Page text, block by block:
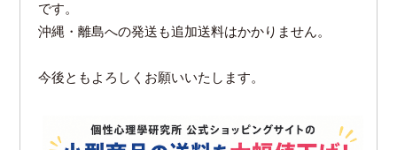
です。
沖縄・離島への発送も追加送料はかかりません。
今後ともよろしくお願いいたします。